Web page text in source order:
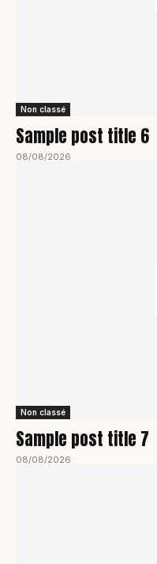
Non classé
Sample post title 6
08/08/2026
Non classé
Sample post title 7
08/08/2026